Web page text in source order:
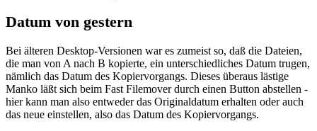
Datum von gestern
Bei älteren Desktop-Versionen war es zumeist so, daß die Dateien,
die man von A nach B kopierte, ein unterschiedliches Datum trugen,
nämlich das Datum des Kopiervorgangs. Dieses überaus lästige
Manko läßt sich beim Fast Filemover durch einen Button abstellen -
hier kann man also entweder das Originaldatum erhalten oder auch
das neue einstellen, also das Datum des Kopiervorgangs.